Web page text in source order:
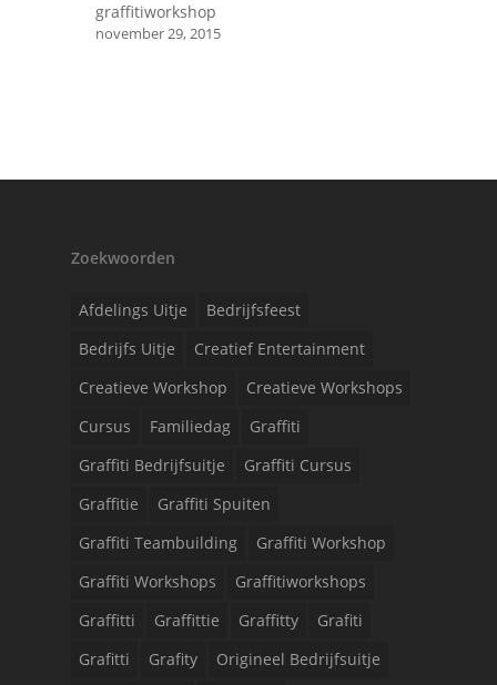
graffitiworkshop
november 29, 2015
Zoekwoorden
Afdelings Uitje
Bedrijfsfeest
Bedrijfs Uitje
Creatief Entertainment
Creatieve Workshop
Creatieve Workshops
Cursus
Familiedag
Graffiti
Graffiti Bedrijfsuitje
Graffiti Cursus
Graffitie
Graffiti Spuiten
Graffiti Teambuilding
Graffiti Workshop
Graffiti Workshops
Graffitiworkshops
Graffitti
Graffittie Graffitty
Grafiti
Grafitti
Grafity
Origineel Bedrijfsuitje